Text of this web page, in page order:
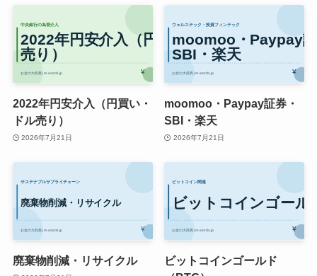
2022年円安介入（円買い・
ドル売り）
2026年7月21日
moomoo・Paypay証券・
SBI・楽天
2026年7月21日
廃棄物削減・リサイクル
ビットコインゴールド